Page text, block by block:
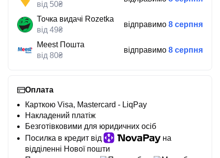
від 50₴
Точка видачі Rozetka
від 49₴
відправимо 8 серпня
Meest Пошта
від 80₴
відправимо 8 серпня
Оплата
Карткою Visa, Mastercard - LiqPay
Накладений платіж
Безготівковими для юридичних осіб
Посилка в кредит від
на
відділенні Нової пошти